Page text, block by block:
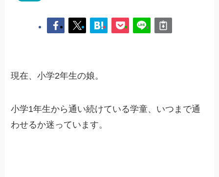
現在、小学2年生の娘。
小学1年生から通い続けている学童、いつまで通
わせるか迷っています。